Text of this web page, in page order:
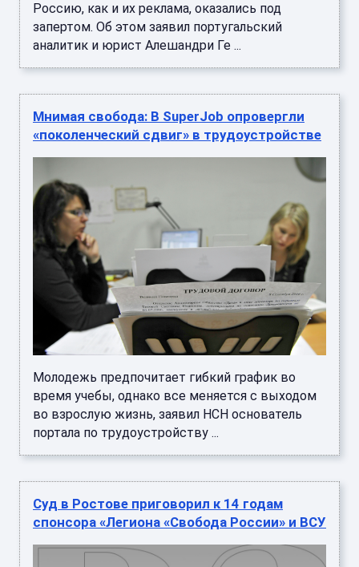
Россию, как и их реклама, оказались под
запертом. Об этом заявил португальский
аналитик и юрист Алешандри Ге ...
Мнимая свобода: В SuperJob опровергли
«поколенческий сдвиг» в трудоустройстве
Молодежь предпочитает гибкий график во
время учебы, однако все меняется с выходом
во взрослую жизнь, заявил НСН основатель
портала по трудоустройству ...
Суд в Ростове приговорил к 14 годам
спонсора «Легиона «Свобода России» и ВСУ